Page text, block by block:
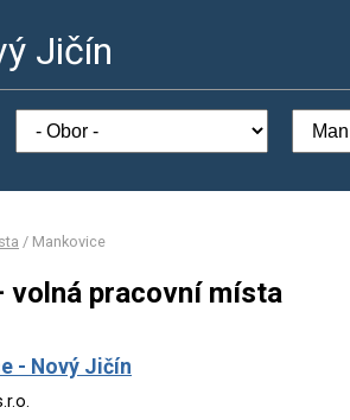
Jičín
/ Mankovice
volná pracovní místa
- Nový Jičín